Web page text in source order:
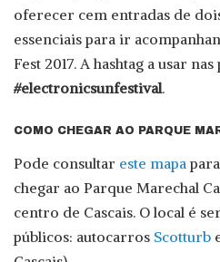
oferecer cem entradas de
essenciais para ir
Fest 2017. A hashtag a usar
#electronicsunfestival.
COMO CHEGAR AO PARQUE
Pode consultar este mapa
chegar ao Parque Marechal
centro de Cascais. O local é
públicos: autocarros Scotturb